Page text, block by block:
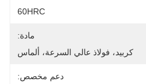
60HRC
مادة:
كربيد، فولاذ عالي السرعة، ألماس
دعم مخصص: